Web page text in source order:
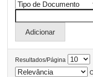
Resultados/Página